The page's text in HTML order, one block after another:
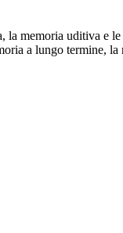
memoria uditiva e
a lungo termine,